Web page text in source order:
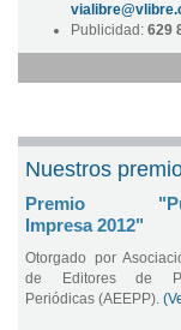
Publicidad: 629
Nuestros
Premio
Impresa 2012"
Otorgado por
de Editores de
Periódicas (AEEPP).